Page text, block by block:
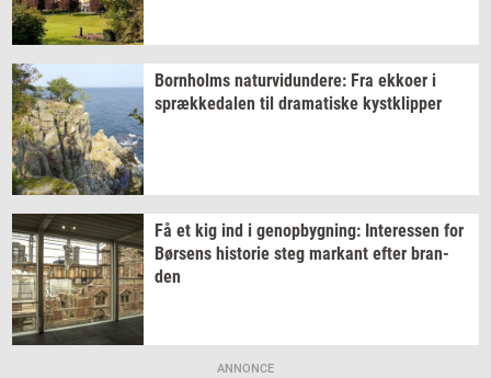
Born­holms na­tur­vi­dun­de­re: Fra ek­ko­er i
spræk­ke­da­len til dra­ma­ti­ske kyst­klip­per
Få et kig ind i genop­byg­ning: In­ter­es­sen for
Bør­sens hi­sto­rie steg mar­kant efter bran­
den
ANNONCE